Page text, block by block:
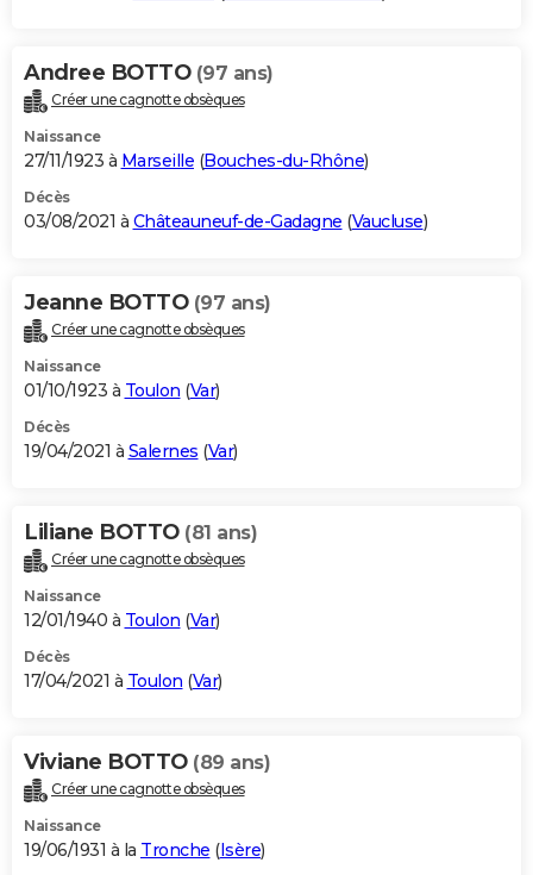
Andree BOTTO (97 ans)
Créer une cagnotte obsèques
Naissance
27/11/1923 à Marseille (Bouches-du-Rhône)
Décès
03/08/2021 à Châteauneuf-de-Gadagne (Vaucluse)
Jeanne BOTTO (97 ans)
Créer une cagnotte obsèques
Naissance
01/10/1923 à Toulon (Var)
Décès
19/04/2021 à Salernes (Var)
Liliane BOTTO (81 ans)
Créer une cagnotte obsèques
Naissance
12/01/1940 à Toulon (Var)
Décès
17/04/2021 à Toulon (Var)
Viviane BOTTO (89 ans)
Créer une cagnotte obsèques
Naissance
19/06/1931 à la Tronche (Isère)